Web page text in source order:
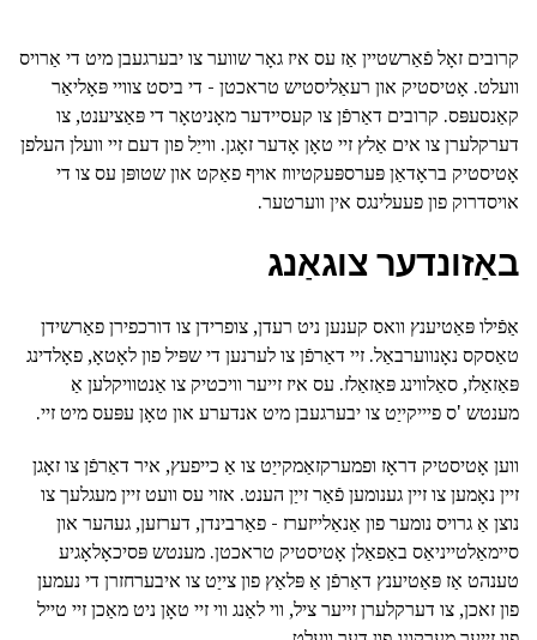
קרובים זאָל פֿאַרשטיין אַז עס איז גאָר שווער צו יבערגעבן מיט די אַרויס
וועלט. אָטיסטיק און רעאַליסטיש טראכטן - די ביסט צוויי פּאָליאַר
קאַנסעפּס. קרובים דאַרפֿן צו קעסיידער מאָניטאָר די פּאַציענט, צו
דערקלערן צו אים אַלץ זיי טאָן אָדער זאָגן. ווייַל פון דעם זיי וועלן העלפן
אָטיסטיק בראָדאַן פּערספּעקטיווז אויף פאַקט און שטופּן עס צו די
אויסדרוק פון פעעלינגס אין ווערטער.
באַזונדער צוגאַנג
אַפֿילו פּאַטיענץ וואס קענען ניט רעדן, צופרידן צו דורכפירן פאַרשידן
טאַסקס נאָנווערבאַל. זיי דאַרפֿן צו לערנען די שפּיל פון לאָטאָ, פאָלדינג
פּאַזאַלז, סאַלווינג פּאַזאַלז. עס איז זייער וויכטיק צו אַנטוויקלען אַ
מענטש 'ס פיייקייַט צו יבערגעבן מיט אנדערע און טאָן עפּעס מיט זיי.
ווען אָטיסטיק דראָז ופמערקזאַמקייַט צו אַ כייפעץ, איר דאַרפֿן צו זאָגן
זיין נאָמען צו זיין גענומען פֿאַר זייַן הענט. אזוי עס וועט זיין מעגלעך צו
נוצן אַ גרויס נומער פון אַנאַלייזערז - פאַרבינדן, דערזען, געהער און
סיימאַלטייניאַס באַפאַלן אָטיסטיק טראכטן. מענטש פּסיכאָלאָגיע
טענהט אַז פּאַטיענץ דאַרפֿן אַ פּלאַץ פון צייַט צו איבערחזרן די נעמען
פון זאכן, צו דערקלערן זייער ציל, ווי לאַנג ווי זיי טאָן ניט מאַכן זיי טייל